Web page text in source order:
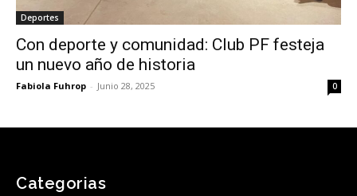
Deportes
Con deporte y comunidad: Club PF festeja
un nuevo año de historia
Fabiola Fuhrop - Junio 28, 2025 0
Categorias